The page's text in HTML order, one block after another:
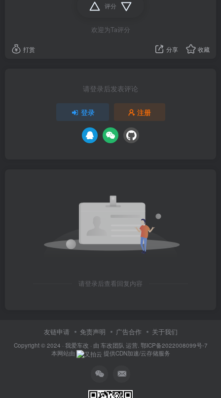
评分
欢迎为Ta评分
打赏 分享 收藏
请登录后发表评论
登录 注册
请登录后查看回复内容
友链申请 免责声明 广告合作 关于我们
Copyright © 2024 · 我爱车改 · 由 车改团队 运营. 鄂ICP备2022008099号-7
本网站由
提供CDN加速/云存储服务